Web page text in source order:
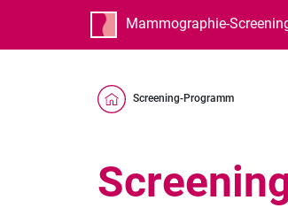
Mammographie-
Screening-Programm